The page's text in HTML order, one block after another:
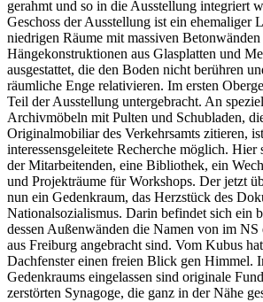
gerahmt und so in die Ausstellung integriert
Geschoss der Ausstellung ist ein ehemaliger
niedrigen Räume mit massiven
Hängekonstruktionen aus Glasplatten und
ausgestattet, die den Boden nicht berühren
räumliche Enge relativieren. Im ersten
Teil der Ausstellung untergebracht. An
Archivmöbeln mit Pulten und Schubladen,
Originalmobiliar des Verkehrsamts zitieren,
interessensgeleitete Recherche möglich. Hier
der Mitarbeitenden, eine Bibliothek, ein
und Projekträume für Workshops. Der jetzt
nun ein Gedenkraum, das Herzstück des
Nationalsozialismus. Darin befindet sich ein
dessen Außenwänden die Namen von im NS
aus Freiburg angebracht sind. Vom Kubus
Dachfenster einen freien Blick gen Himmel.
Gedenkraums eingelassen sind originale
zerstörten Synagoge, die ganz in der Nähe